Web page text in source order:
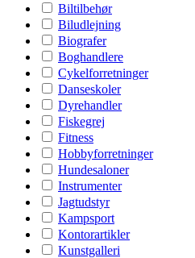
Biltilbehør
Biludlejning
Biografer
Boghandlere
Cykelforretninger
Danseskoler
Dyrehandler
Fiskegrej
Fitness
Hobbyforretninger
Hundesaloner
Instrumenter
Jagtudstyr
Kampsport
Kontorartikler
Kunstgalleri